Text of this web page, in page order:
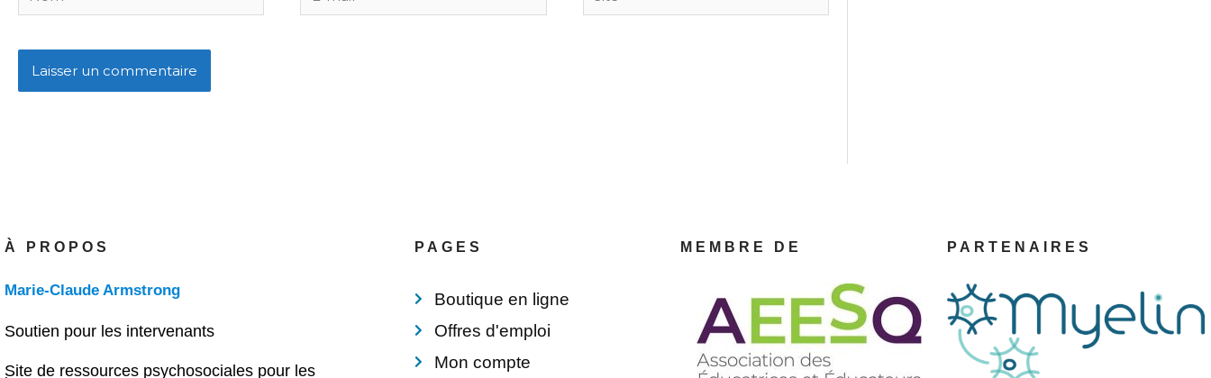
mail*
À PROPOS
Marie-Claude Armstrong
Soutien pour les intervenants
Site de ressources psychosociales pour les
PAGES
Boutique en ligne
Offres d'emploi
Mon compte
MEMBRE DE PARTENAIRES